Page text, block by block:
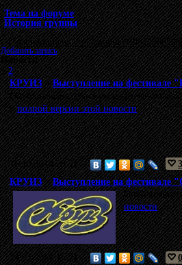
Тема на форуме
История группы
{"data-ad-client" => "ca-pub-
Добавить запись
Новости
1 2
КРУИЗ>Выступление на фестивале
Опубликована архивная видеозапись
вполной версии этой новости.
16.10.2014 20:21 3
КРУИЗ>Выступление на фестивале
новости.
24.07.2014 15:21 0